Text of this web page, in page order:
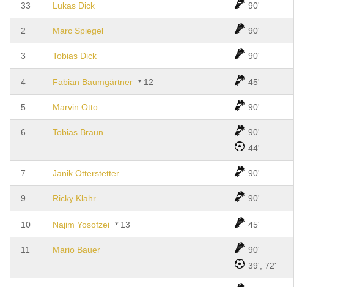
33 Lukas Dick 90'
2 Marc Spiegel 90'
3 Tobias Dick 90'
4 Fabian Baumgärtner 12 45'
5 Marvin Otto 90'
6 Tobias Braun
90'
44'
7 Janik Otterstetter 90'
9 Ricky Klahr 90'
10 Najim Yosofzei 13 45'
11 Mario Bauer
90'
39', 72'